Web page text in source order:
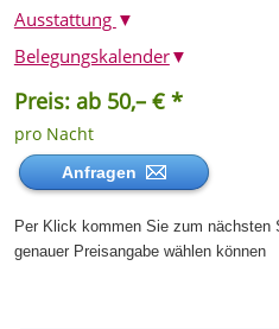
Ausstattung ▼
Preis: ab 50,– € *
pro Nacht
Anfragen
Per Klick kommen Sie zum
genauer Preisangabe wählen können
Belegungskalender▼